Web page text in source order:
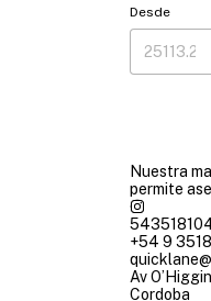
Desde
Nuestra
permite
+54 9
Av
Cordoba